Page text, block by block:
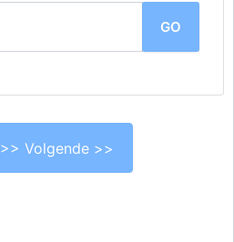
>> Volgende >>